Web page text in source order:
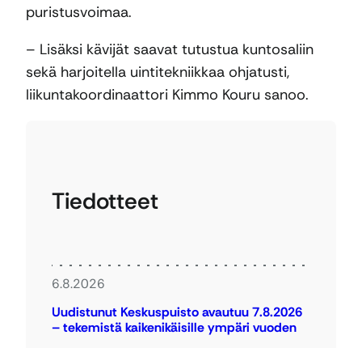
puristusvoimaa.
– Lisäksi kävijät saavat tutustua kuntosaliin
sekä harjoitella uintitekniikkaa ohjatusti,
liikuntakoordinaattori Kimmo Kouru sanoo.
Tiedotteet
6.8.2026
Uudistunut Keskuspuisto avautuu 7.8.2026
– tekemistä kaikenikäisille ympäri vuoden